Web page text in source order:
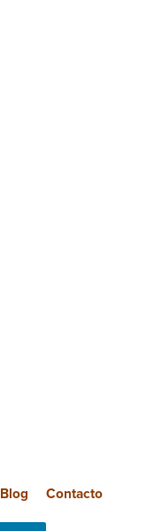
Blog Contacto